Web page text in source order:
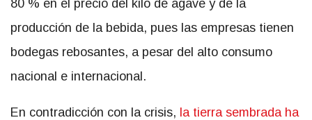
80 % en el precio del kilo de agave y de la
producción de la bebida, pues las empresas tienen
bodegas rebosantes, a pesar del alto consumo
nacional e internacional.
En contradicción con la crisis, la tierra sembrada ha